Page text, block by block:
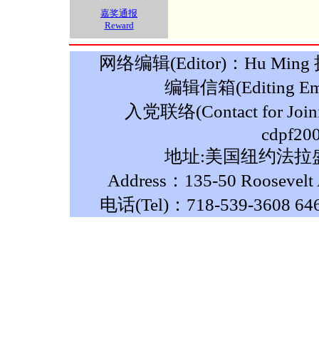
嘉奖通报
Reward
网络编辑(Editor)：Hu Ming
编辑信箱(Editing
入党联络(Contact for
地址:美国纽约法拉
Address：135-50
电话(Tel)：718-539-3608